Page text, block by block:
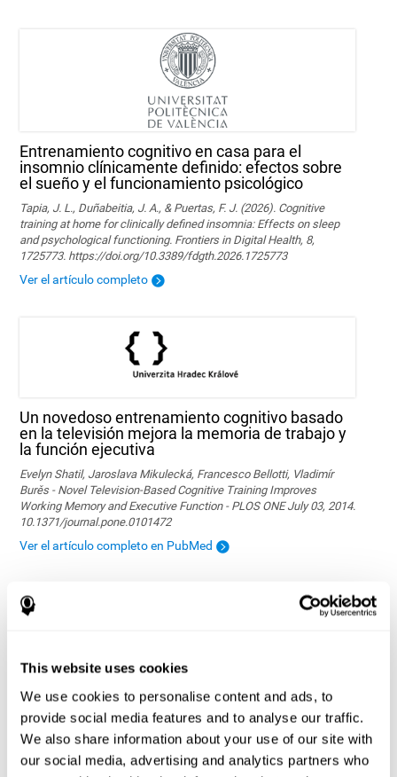
This website uses cookies
We use cookies to personalise content and ads, to
provide social media features and to analyse our traffic.
We also share information about your use of our site with
our social media, advertising and analytics partners who
Entrenamiento cognitivo en casa para el
insomnio clínicamente definido: efectos sobre
el sueño y el funcionamiento psicológico
Tapia, J. L., Duñabeitia, J. A., & Puertas, F. J. (2026). Cognitive
training at home for clinically defined insomnia: Effects on sleep
and psychological functioning. Frontiers in Digital Health, 8,
1725773. https://doi.org/10.3389/fdgth.2026.1725773
Ver el artículo completo
Un novedoso entrenamiento cognitivo basado
en la televisión mejora la memoria de trabajo y
la función ejecutiva
Evelyn Shatil, Jaroslava Mikulecká, Francesco Bellotti, Vladimír
Burěs - Novel Television-Based Cognitive Training Improves
Working Memory and Executive Function - PLOS ONE July 03, 2014.
10.1371/journal.pone.0101472
Ver el artículo completo en PubMed
Efectos del entrenamiento por ordenador en las
funciones ejecutivas y el rendimiento
académico de los niños